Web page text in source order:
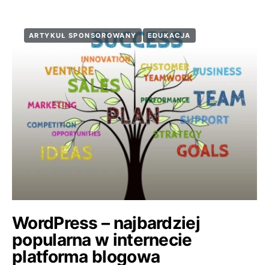
ARTYKUŁ SPONSOROWANY EDUKACJA
WordPress – najbardziej
popularna w internecie
platforma blogowa